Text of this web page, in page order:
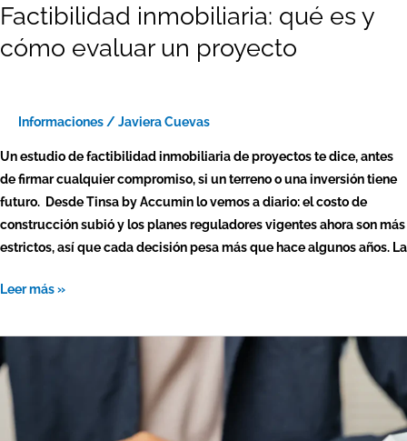
Factibilidad inmobiliaria: qué es y
cómo evaluar un proyecto
Informaciones /Javiera Cuevas
Un estudio de factibilidad inmobiliaria de proyectos te dice, antes
de firmar cualquier compromiso, si un terreno o una inversión tiene
futuro. Desde Tinsa by Accumin lo vemos a diario: el costo de
construcción subió y los planes reguladores vigentes ahora son más
estrictos, así que cada decisión pesa más que hace algunos años. La
Leer más »
es
tasar
una
propiedad